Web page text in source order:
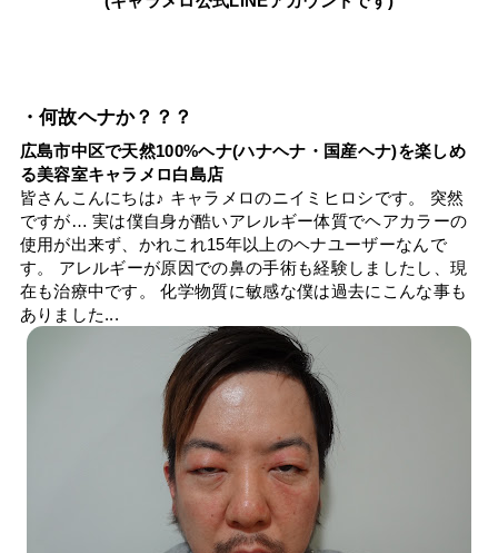
・何故ヘナか？？？
広島市中区で天然100%ヘナ(ハナヘナ・国産ヘナ)を楽しめ
る美容室キャラメロ白島店
皆さんこんにちは♪ キャラメロのニイミヒロシです。 突然
ですが… 実は僕自身が酷いアレルギー体質でヘアカラーの
使用が出来ず、かれこれ15年以上のヘナユーザーなんで
す。 アレルギーが原因での鼻の手術も経験しましたし、現
在も治療中です。 化学物質に敏感な僕は過去にこんな事も
ありました...